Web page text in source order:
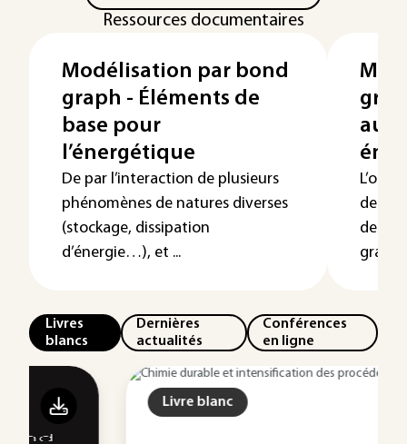
Ressources documentaires
Modélisation par bond
graph - Éléments de
base pour
l’énergétique
De par l’interaction de plusieurs
phénomènes de natures diverses
(stockage, dissipation
d’énergie…), et ...
aux
de
des
Livres
blancs
Dernières
actualités
Conférences
en ligne
Livre blanc